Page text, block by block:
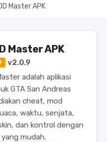
Master APK
Master APK
v2.0.9
adalah aplikasi
GTA San Andreas
cheat, mod
waktu, senjata,
dan kontrol dengan
mudah.